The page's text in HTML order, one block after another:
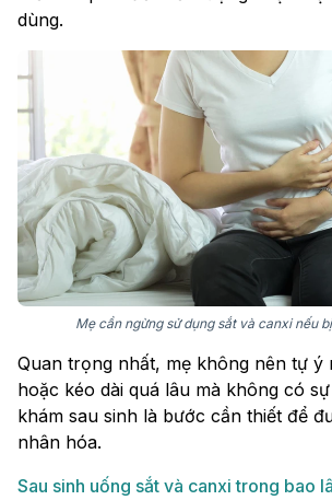
dùng.
Mẹ cần ngừng sử dụng sắt và canxi nếu
Quan trọng nhất, mẹ không nên tự ý
hoặc kéo dài quá lâu mà không có
khám sau sinh là bước cần thiết để
nhân hóa.
Sau sinh uống sắt và canxi trong bao